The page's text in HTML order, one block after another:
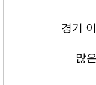
경기
많